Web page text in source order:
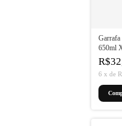
Garrafa
650ml
Preto/
6 x de